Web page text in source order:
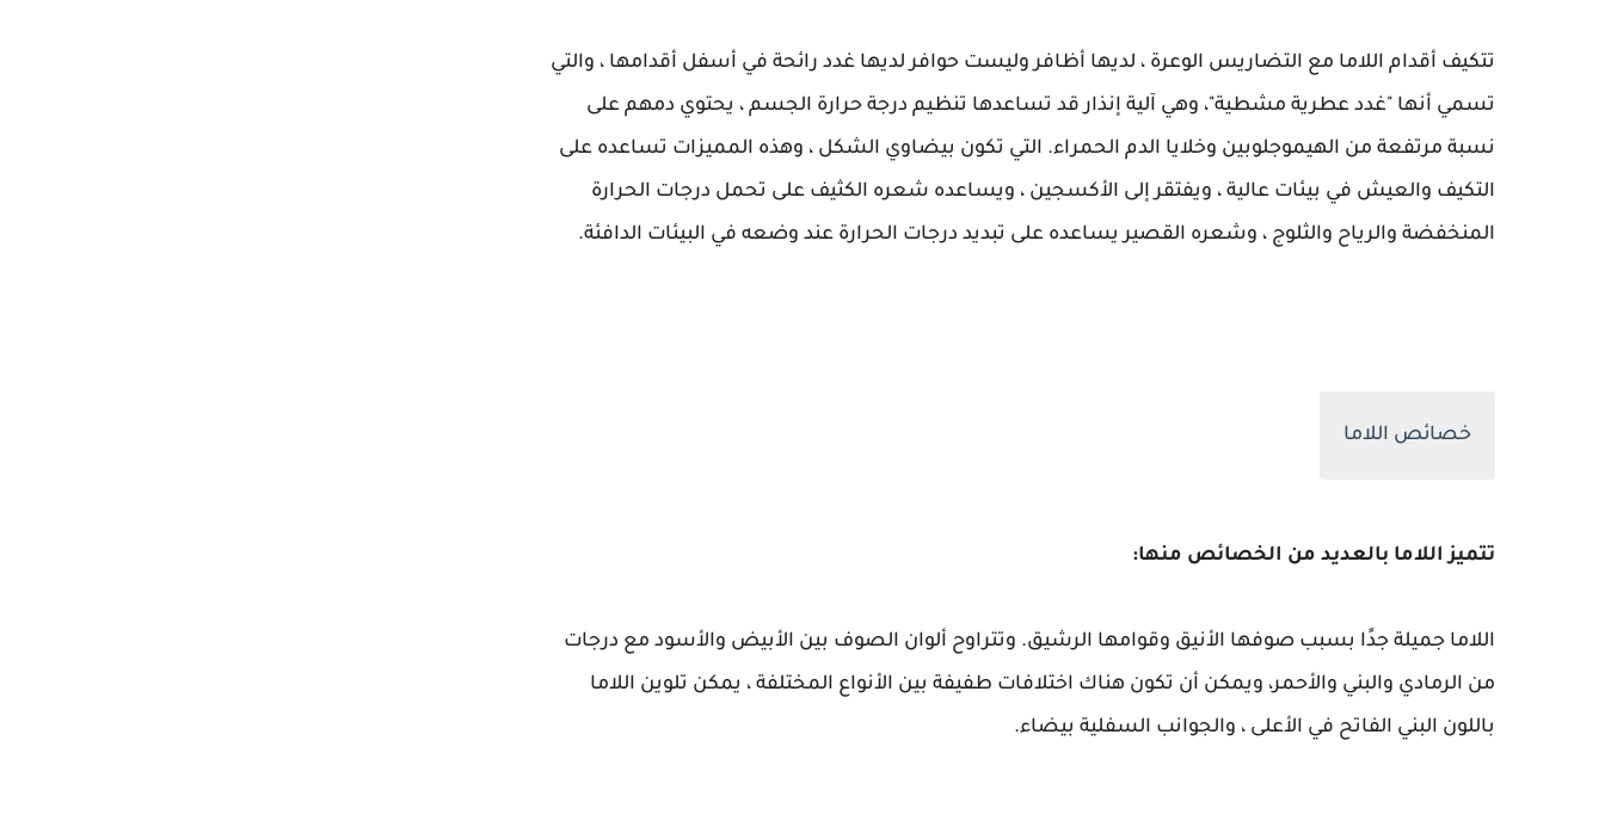
تتكيف أقدام اللاما مع التضاريس الوعرة ، لديها أظافر وليست حوافر لديها غدد رائحة في أسفل أقدامها ، والتي
تسمي أنها "غدد عطرية مشطية"، وهي آلية إنذار قد تساعدها تنظيم درجة حرارة الجسم ، يحتوي دمهم على
نسبة مرتفعة من الهيموجلوبين وخلايا الدم الحمراء. التي تكون بيضاوي الشكل ، وهذه المميزات تساعده على
التكيف والعيش في بيئات عالية ، ويفتقر إلى الأكسجين ، ويساعده شعره الكثيف على تحمل درجات الحرارة
المنخفضة والرياح والثلوج ، وشعره القصير يساعده على تبديد درجات الحرارة عند وضعه في البيئات الدافئة.
خصائص اللاما
تتميز اللاما بالعديد من الخصائص منها:
اللاما جميلة جدًا بسبب صوفها الأنيق وقوامها الرشيق. وتتراوح ألوان الصوف بين الأبيض والأسود مع درجات
من الرمادي والبني والأحمر، ويمكن أن تكون هناك اختلافات طفيفة بين الأنواع المختلفة ، يمكن تلوين اللاما
باللون البني الفاتح في الأعلى ، والجوانب السفلية بيضاء.